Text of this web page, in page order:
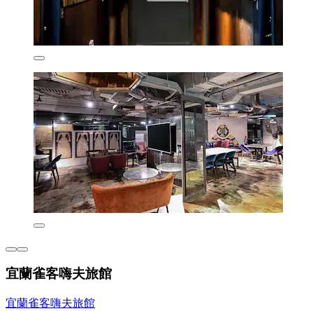
宜蘭雀客嗨夫旅館
宜蘭雀客嗨夫旅館